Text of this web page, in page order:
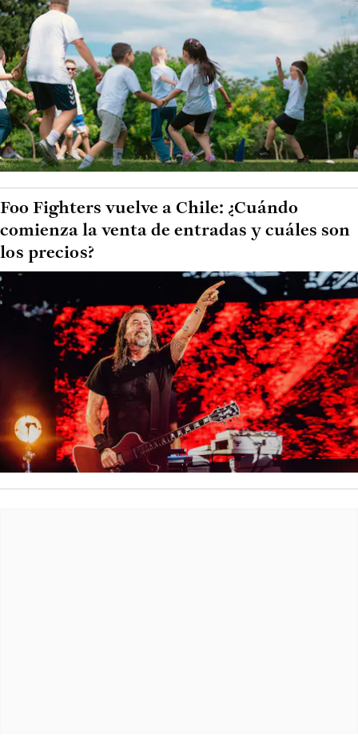
Foo Fighters vuelve a Chile: ¿Cuándo
comienza la venta de entradas y cuáles son
los precios?